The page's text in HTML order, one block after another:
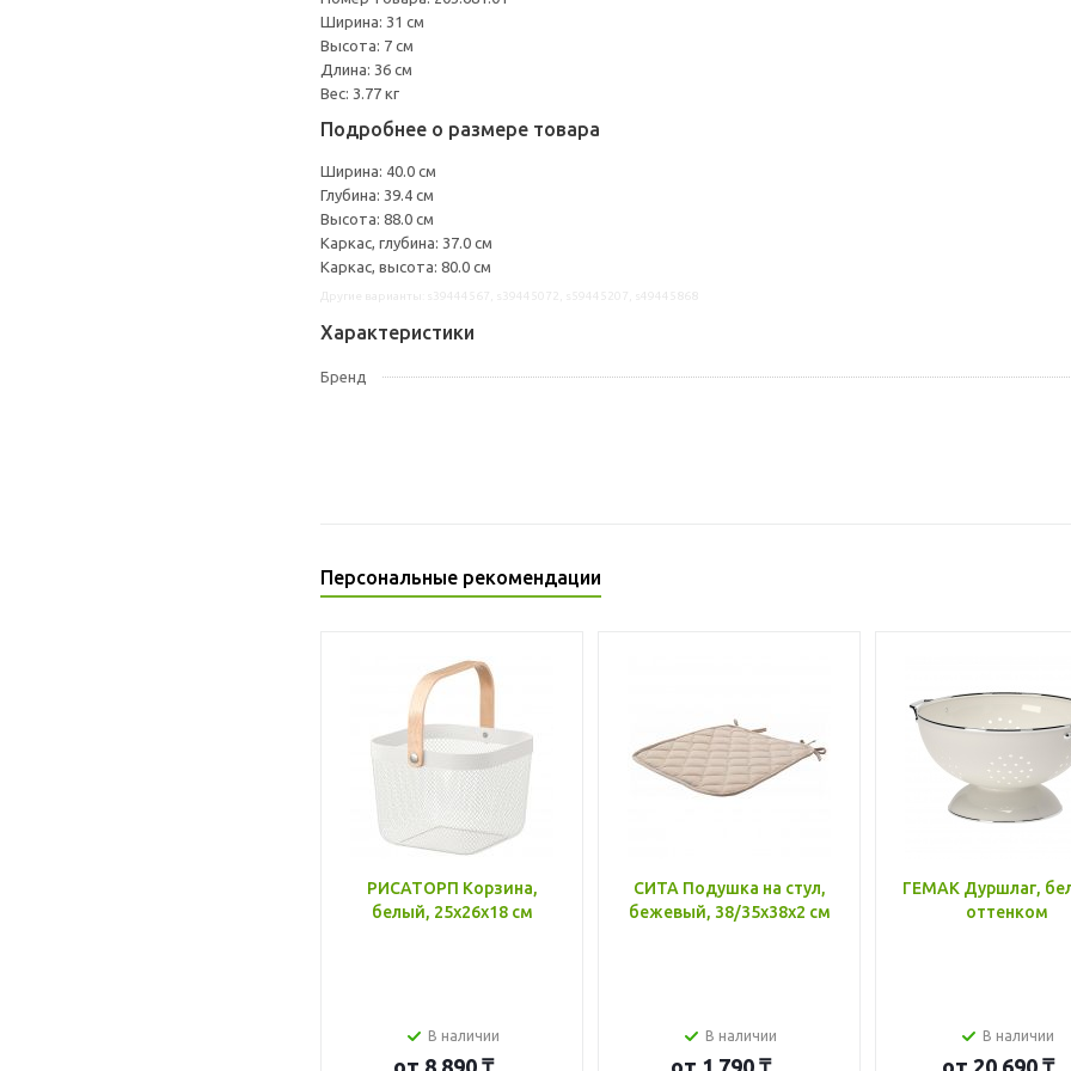
Ширина: 31 см
Высота: 7 см
Длина: 36 см
Вес: 3.77 кг
Подробнее о размере товара
Ширина: 40.0 см
Глубина: 39.4 см
Высота: 88.0 см
Каркас, глубина: 37.0 см
Каркас, высота: 80.0 см
Характеристики
Бренд
Персональные рекомендации
РИСАТОРП Корзина,
белый, 25x26x18 см
В наличии
от 8 890 ₸
СИТА Подушка на стул,
бежевый, 38/35x38x2 см
В наличии
от 1 790 ₸
ГЕМАК Дуршлаг,
оттенком
В наличии
от 20 690 ₸